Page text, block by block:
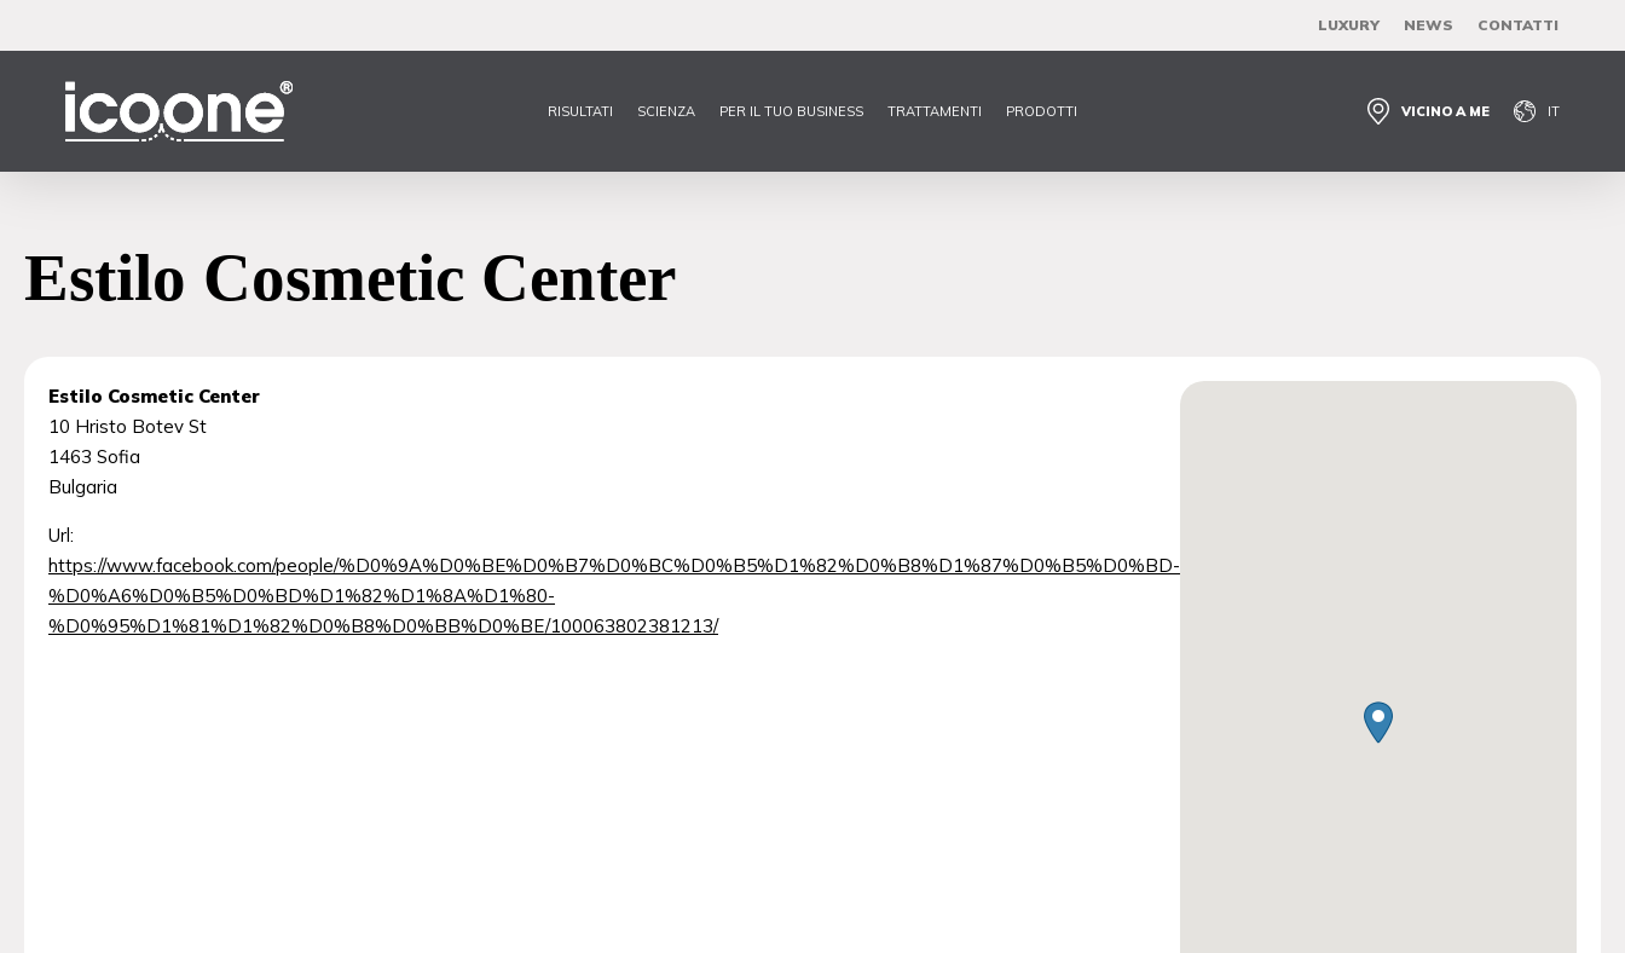
LUXURY NEWS CONTATTI
RISULTATI SCIENZA PER IL TUO BUSINESS TRATTAMENTI PRODOTTI VICINO A ME IT
Estilo Cosmetic Center
Estilo Cosmetic Center
10 Hristo Botev St
1463 Sofia
Bulgaria
Url:
https://www.facebook.com/people/%D0%9A%D0%BE%D0%B7%D0%BC%D0%B5%D1%82%D0%B8%D1%87%D0%B5%D0%BD-
%D0%A6%D0%B5%D0%BD%D1%82%D1%8A%D1%80-
%D0%95%D1%81%D1%82%D0%B8%D0%BB%D0%BE/100063802381213/